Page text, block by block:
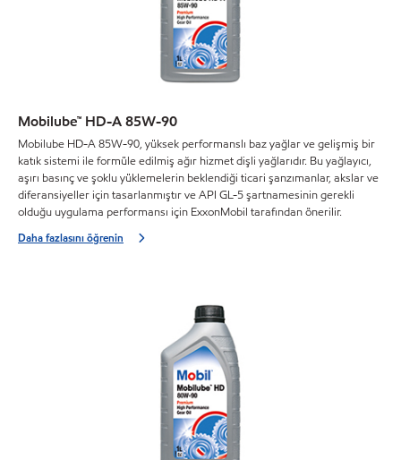
Mobilube™ HD-A 85W-90
Mobilube HD-A 85W-90, yüksek performanslı baz yağlar ve gelişmiş bir
katık sistemi ile formüle edilmiş ağır hizmet dişli yağlarıdır. Bu yağlayıcı,
aşırı basınç ve şoklu yüklemelerin beklendiği ticari şanzımanlar, akslar ve
diferansiyeller için tasarlanmıştır ve API GL-5 şartnamesinin gerekli
olduğu uygulama performansı için ExxonMobil tarafından önerilir.
Daha fazlasını öğrenin